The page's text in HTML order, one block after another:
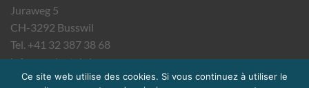
Juraweg 5
CH-3292 Busswil
Tel. +41 32 387 38 68
info@msdental.ch
Ce site web utilise des cookies. Si vous continuez à utiliser le